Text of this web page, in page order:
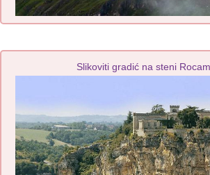
Slikoviti gradić na steni